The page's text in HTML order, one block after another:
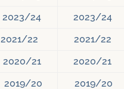
2023/24 2023/24
2021/22 2021/22
2020/21 2020/21
2019/20 2019/20